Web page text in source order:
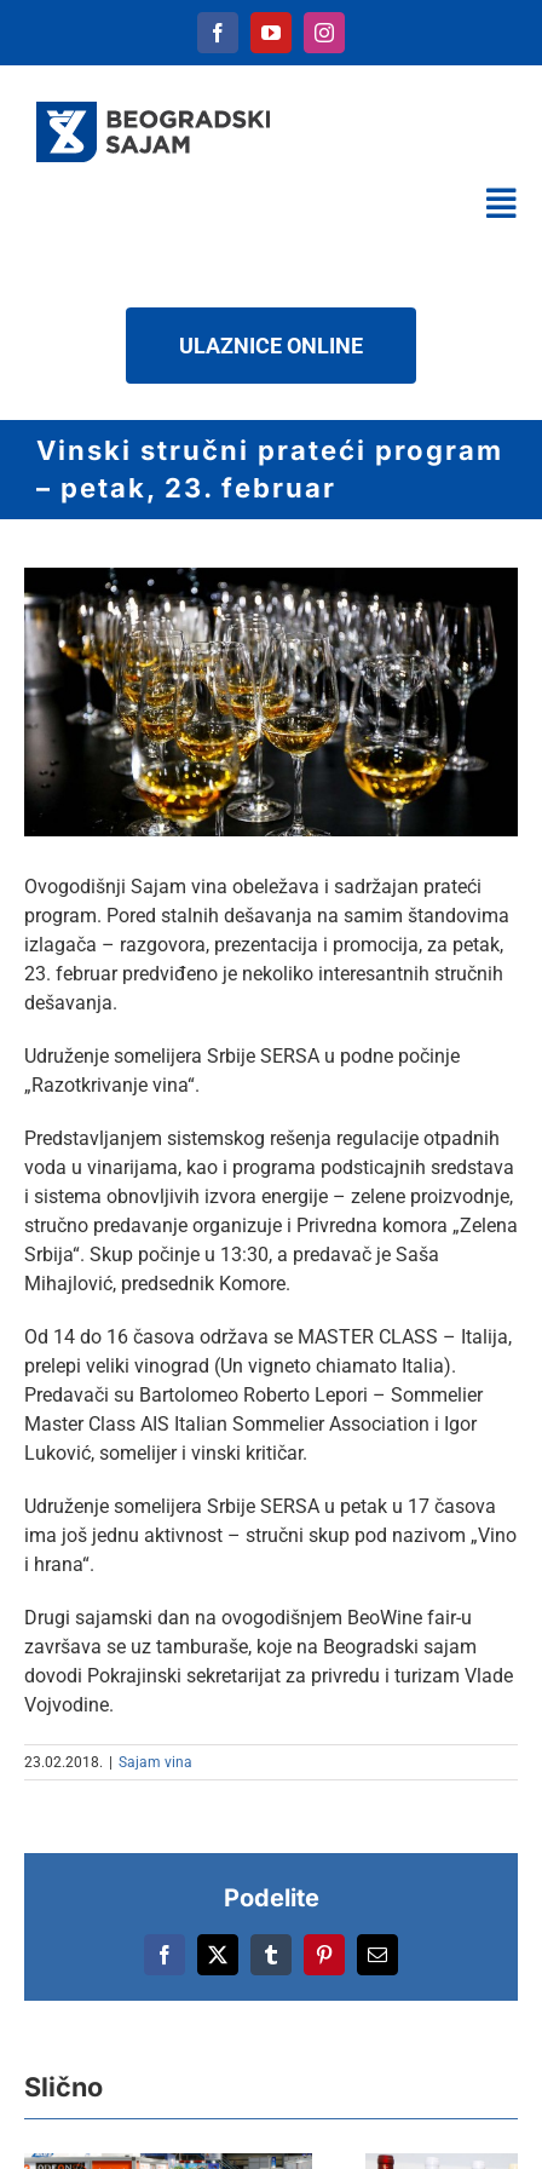
content
USLUGE
DOWNLOAD
KONTAKT
ULAZNICE ONLINE
Vinski stručni prateći program
– petak, 23. februar
Larger
Image
Ovogodišnji Sajam vina obeležava i sadržajan prateći
program. Pored stalnih dešavanja na samim štandovima
izlagača – razgovora, prezentacija i promocija, za petak,
23. februar predviđeno je nekoliko interesantnih stručnih
dešavanja.
Udruženje somelijera Srbije SERSA u podne počinje
„Razotkrivanje vina“.
Predstavljanjem sistemskog rešenja regulacije otpadnih
voda u vinarijama, kao i programa podsticajnih sredstava
i sistema obnovljivih izvora energije – zelene proizvodnje,
stručno predavanje organizuje i Privredna komora „Zelena
Srbija“. Skup počinje u 13:30, a predavač je Saša
Mihajlović, predsednik Komore.
Od 14 do 16 časova održava se MASTER CLASS – Italija,
prelepi veliki vinograd (Un vigneto chiamato Italia).
Predavači su Bartolomeo Roberto Lepori – Sommelier
Master Class AIS Italian Sommelier Association i Igor
Luković, somelijer i vinski kritičar.
Udruženje somelijera Srbije SERSA u petak u 17 časova
ima još jednu aktivnost – stručni skup pod nazivom „Vino
i hrana“.
Drugi sajamski dan na ovogodišnjem BeoWine fair-u
završava se uz tamburaše, koje na Beogradski sajam
dovodi Pokrajinski sekretarijat za privredu i turizam Vlade
Vojvodine.
23.02.2018. Sajam vina
Podelite
Facebook
X TumblrPinterestEmail
Slično